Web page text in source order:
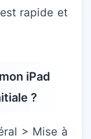
rapide et
iPad
?
> Mise à